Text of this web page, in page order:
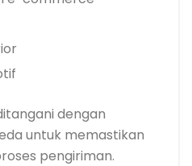
dengan
untuk memastikan
pengiriman.